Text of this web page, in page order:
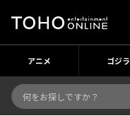
アニメ ゴジラ